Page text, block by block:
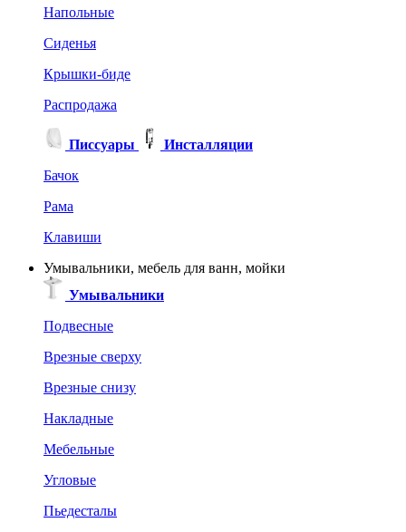
Напольные
Сиденья
Крышки-биде
Распродажа
Писсуары
Инсталляции
Бачок
Рама
Клавиши
Умывальники, мебель для ванн, мойки
Умывальники
Подвесные
Врезные сверху
Врезные снизу
Накладные
Мебельные
Угловые
Пьедесталы